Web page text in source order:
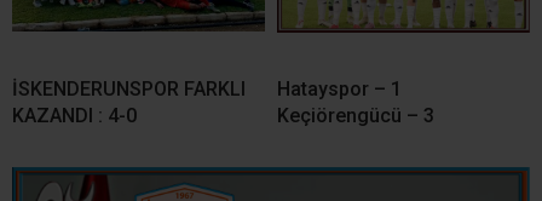
İSKENDERUNSPOR FARKLI
KAZANDI : 4-0
Hatayspor – 1
Keçiörengücü – 3